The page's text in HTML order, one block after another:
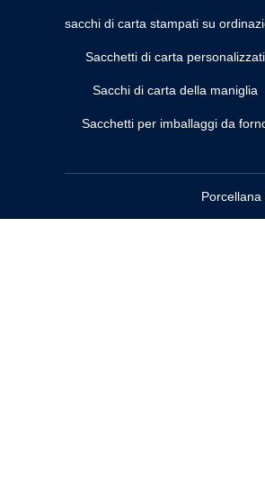
sacchi di carta stampati su
Sacchetti di carta personalizzati
Sacchi di carta della maniglia
Sacchetti per imballaggi da